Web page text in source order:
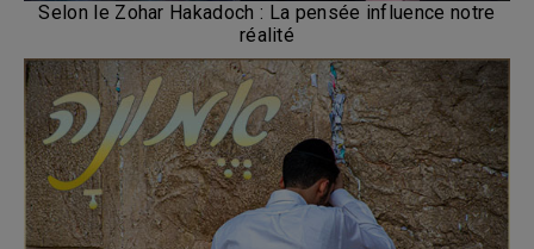
Selon le Zohar Hakadoch : La pensée influence notre
réalité